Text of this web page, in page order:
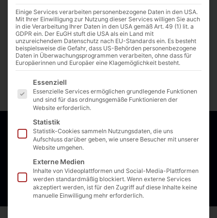
MERKMALE
BERGARA B-14 WILDNISJÄGER
geformten Kunststoffschaft aus glasfaserverstärktem
Polymer und Bergaras handgemalter Tarnung.
Einige Services verarbeiten personenbezogene Daten in den USA.
Mit Ihrer Einwilligung zur Nutzung dieser Services willigen Sie auch
in die Verarbeitung Ihrer Daten in den USA gemäß Art. 49 (1) lit. a
GDPR ein. Der EuGH stuft die USA als ein Land mit
unzureichendem Datenschutz nach EU-Standards ein. Es besteht
beispielsweise die Gefahr, dass US-Behörden personenbezogene
Daten in Überwachungsprogrammen verarbeiten, ohne dass für
Europäerinnen und Europäer eine Klagemöglichkeit besteht.
Es folgt eine Liste der Service-Gruppen, für die eine
Essenziell
Essenzielle Services ermöglichen grundlegende Funktionen
und sind für das ordnungsgemäße Funktionieren der
Website erforderlich.
Statistik
Statistik-Cookies sammeln Nutzungsdaten, die uns
Aufschluss darüber geben, wie unsere Besucher mit unserer
Website umgehen.
Externe Medien
Inhalte von Videoplattformen und Social-Media-Plattformen
werden standardmäßig blockiert. Wenn externe Services
akzeptiert werden, ist für den Zugriff auf diese Inhalte keine
manuelle Einwilligung mehr erforderlich.